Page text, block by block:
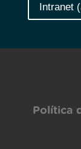
Intranet
Política